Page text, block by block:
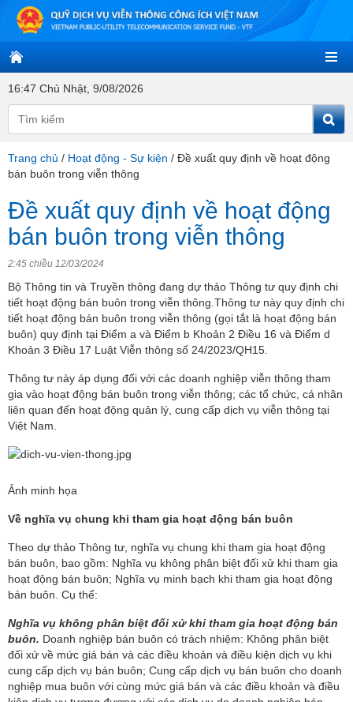
16:47 Chủ Nhật, 9/08/2026
Trang chủ / Hoạt động - Sự kiện / Đề xuất quy định về hoạt động
bán buôn trong viễn thông
Đề xuất quy định về hoạt động
bán buôn trong viễn thông
2:45 chiều 12/03/2024
Bộ Thông tin và Truyền thông đang dự thảo Thông tư quy định chi
tiết hoạt động bán buôn trong viễn thông.Thông tư này quy định chi
tiết hoạt động bán buôn trong viễn thông (gọi tắt là hoạt động bán
buôn) quy định tại Điểm a và Điểm b Khoản 2 Điều 16 và Điểm d
Khoản 3 Điều 17 Luật Viễn thông số 24/2023/QH15.
Thông tư này áp dụng đối với các doanh nghiệp viễn thông tham
gia vào hoạt động bán buôn trong viễn thông; các tổ chức, cá nhân
liên quan đến hoạt động quản lý, cung cấp dịch vụ viễn thông tại
Việt Nam.
Ảnh minh họa
Về nghĩa vụ chung khi tham gia hoạt động bán buôn
Theo dự thảo Thông tư, nghĩa vụ chung khi tham gia hoạt động
bán buôn, bao gồm: Nghĩa vụ không phân biệt đối xử khi tham gia
hoạt động bán buôn; Nghĩa vụ minh bạch khi tham gia hoạt động
bán buôn. Cụ thể:
Nghĩa vụ không phân biệt đối xử khi tham gia hoạt động bán
buôn. Doanh nghiệp bán buôn có trách nhiệm: Không phân biệt
đối xử về mức giá bán và các điều khoản và điều kiện dịch vụ khi
cung cấp dịch vụ bán buôn; Cung cấp dịch vụ bán buôn cho doanh
nghiệp mua buôn với cùng mức giá bán và các điều khoản và điều